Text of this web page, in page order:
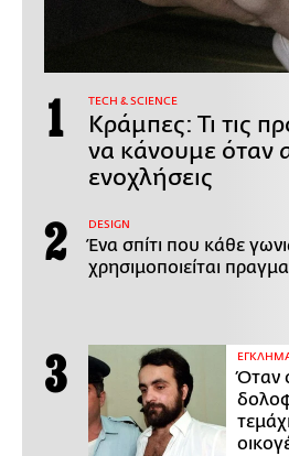
ΤECH & SCIENCE
Κράμπες: Τι τις
να κάνουμε όταν
ενοχλήσεις
DESIGN
Ένα σπίτι που κάθε
χρησιμοποιείται
Όταν